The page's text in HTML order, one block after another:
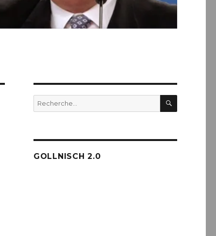
Recherche
pour :
GOLLNISCH 2.0